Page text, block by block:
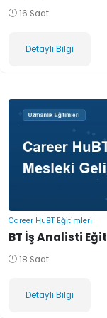
16 Saat
Detaylı Bilgi
Career HuBT Eğitimleri
BT İş Analisti
18 Saat
Detaylı Bilgi